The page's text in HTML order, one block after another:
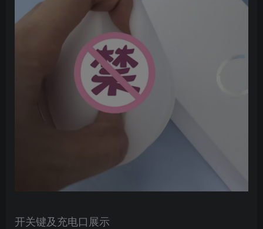
开关键及充电口展示